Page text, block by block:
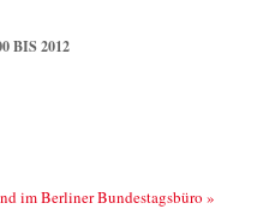
BIS 2012
im Berliner Bundestagsbüro »